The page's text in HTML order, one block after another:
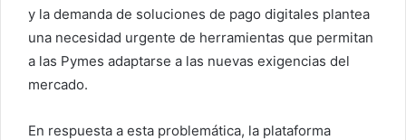
y la demanda de soluciones de pago digitales plantea
una necesidad urgente de herramientas que permitan
a las Pymes adaptarse a las nuevas exigencias del
mercado.
En respuesta a esta problemática, la plataforma